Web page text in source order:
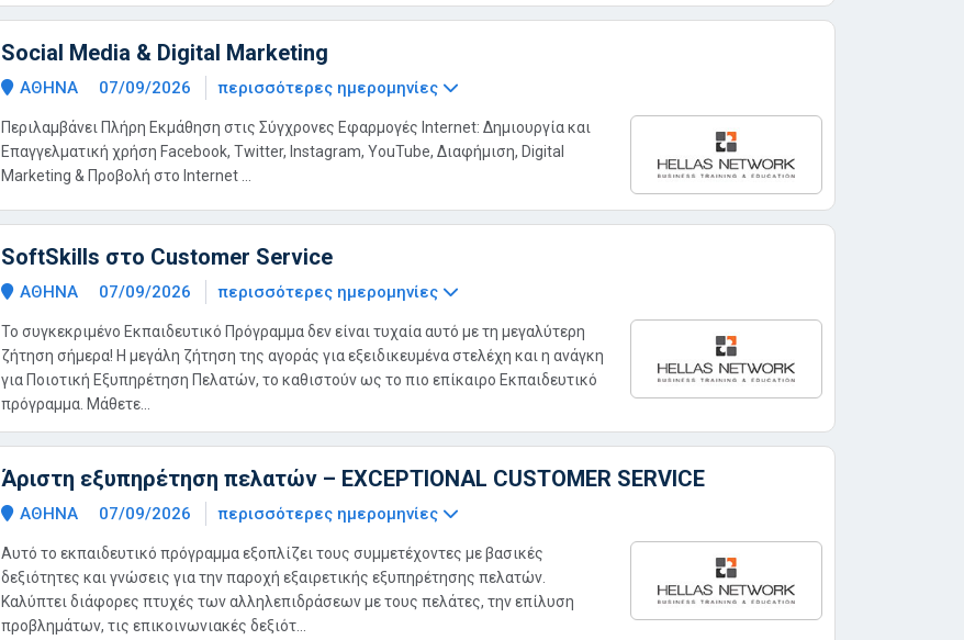
Social Media & Digital Marketing
ΑΘΗΝΑ 07/09/2026 περισσότερες ημερομηνίες
Περιλαμβάνει Πλήρη Εκμάθηση στις Σύγχρονες Εφαρμογές Internet: Δημιουργία και
Επαγγελματική χρήση Facebook, Twitter, Instagram, YouTube, Διαφήμιση, Digital
Marketing & Προβολή στο Internet ...
SoftSkills στο Customer Service
ΑΘΗΝΑ 07/09/2026 περισσότερες ημερομηνίες
Το συγκεκριμένο Εκπαιδευτικό Πρόγραμμα δεν είναι τυχαία αυτό με τη μεγαλύτερη
ζήτηση σήμερα! Η μεγάλη ζήτηση της αγοράς για εξειδικευμένα στελέχη και η ανάγκη
για Ποιοτική Εξυπηρέτηση Πελατών, το καθιστούν ως το πιο επίκαιρο Εκπαιδευτικό
πρόγραμμα. Μάθετε...
Άριστη εξυπηρέτηση πελατών – EXCEPTIONAL CUSTOMER SERVICE
ΑΘΗΝΑ 07/09/2026 περισσότερες ημερομηνίες
Αυτό το εκπαιδευτικό πρόγραμμα εξοπλίζει τους συμμετέχοντες με βασικές
δεξιότητες και γνώσεις για την παροχή εξαιρετικής εξυπηρέτησης πελατών.
Καλύπτει διάφορες πτυχές των αλληλεπιδράσεων με τους πελάτες, την επίλυση
προβλημάτων, τις επικοινωνιακές δεξιότ...